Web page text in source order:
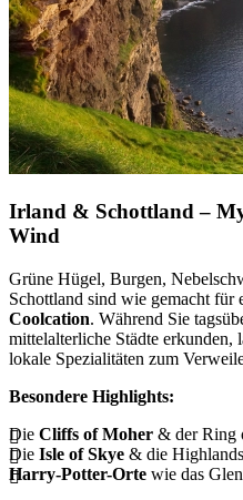
Irland & Schottland –
Wind
Grüne Hügel, Burgen,
Schottland sind wie gemacht für
Coolcation. Während Sie
mittelalterliche Städte erkunden,
lokale Spezialitäten zum
Besondere Highlights:
Die Cliffs of Moher & der Ring
Die Isle of Skye & die
Harry-Potter-Orte wie das